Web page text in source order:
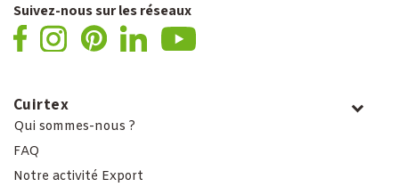
Suivez-nous sur les réseaux
Cuirtex
Qui sommes-nous ?
FAQ
Notre activité Export